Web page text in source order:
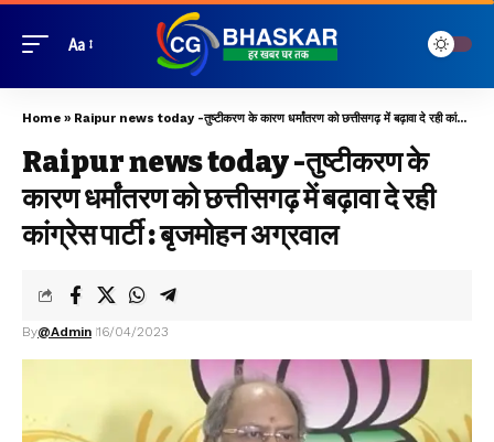
Aa
Home » Raipur news today -तुष्टीकरण के कारण धर्मांतरण को छत्तीसगढ़ में बढ़ावा दे रही कांग्रेस पार्टी : बृजमोहन अग्रवाल
Raipur news today -तुष्टीकरण के
कारण धर्मांतरण को छत्तीसगढ़ में बढ़ावा दे रही
कांग्रेस पार्टी : बृजमोहन अग्रवाल
By@Admin 16/04/2023